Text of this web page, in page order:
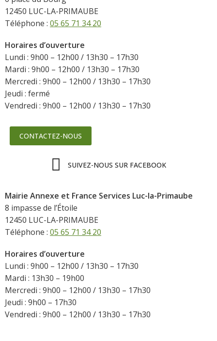
12450 LUC-LA-PRIMAUBE
Téléphone : 05 65 71 34 20
Horaires d’ouverture
Lundi : 9h00 – 12h00 / 13h30 – 17h30
Mardi : 9h00 – 12h00 / 13h30 – 17h30
Mercredi : 9h00 – 12h00 / 13h30 – 17h30
Jeudi : fermé
Vendredi : 9h00 – 12h00 / 13h30 – 17h30
CONTACTEZ-NOUS
SUIVEZ-NOUS SUR FACEBOOK
Mairie Annexe et France Services Luc-la-Primaube
8 impasse de l’Étoile
12450 LUC-LA-PRIMAUBE
Téléphone : 05 65 71 34 20
Horaires d’ouverture
Lundi : 9h00 – 12h00 / 13h30 – 17h30
Mardi : 13h30 – 19h00
Mercredi : 9h00 – 12h00 / 13h30 – 17h30
Jeudi : 9h00 – 17h30
Vendredi : 9h00 – 12h00 / 13h30 – 17h30